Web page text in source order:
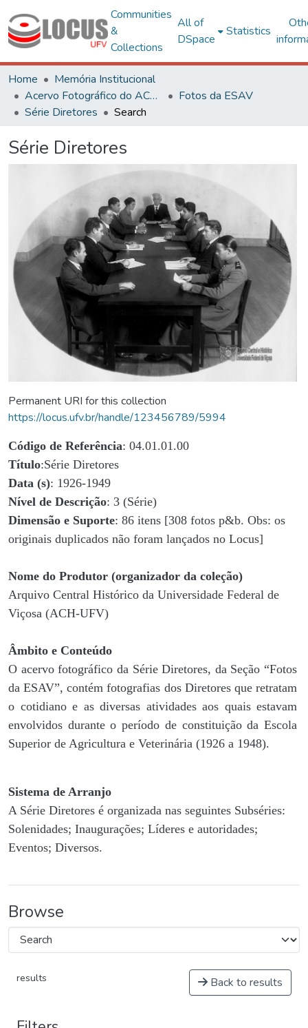
Communities
&
Collections
All of
DSpace
Statistics
Home
Memória Institucional
Acervo Fotográfico do ACH-UFV
Fotos da ESAV
Série Diretores
Search
Série Diretores
Permanent URI for this collection
https://locus.ufv.br/handle/123456789/5994
Código de Referência: 04.01.01.00
Título:Série Diretores
Data (s): 1926-1949
Nível de Descrição: 3 (Série)
Dimensão e Suporte: 86 itens [308 fotos p&b. Obs: os
originais duplicados não foram lançados no Locus]
Nome do Produtor (organizador da coleção)
Arquivo Central Histórico da Universidade Federal de
Viçosa (ACH-UFV)
Âmbito e Conteúdo
O acervo fotográfico da Série Diretores, da Seção “Fotos
da ESAV”, contém fotografias dos Diretores que retratam
o cotidiano e as diversas atividades aos quais estavam
envolvidos durante o período de constituição da Escola
Superior de Agricultura e Veterinária (1926 a 1948).
Sistema de Arranjo
A Série Diretores é organizada nas seguintes Subséries:
Solenidades; Inaugurações; Líderes e autoridades;
Eventos; Diversos.
Browse
results Back to results